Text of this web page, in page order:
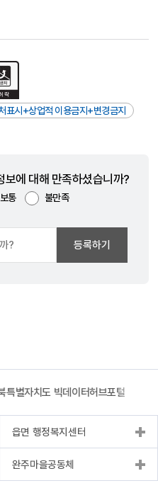
표시+상업적 이용금지+변경금지
보에 대해 만족하셨습니까?
보통
불만족
등록하기
특별자치도 빅데이터허브포털
읍면 행정복지센터
완주마을공동체